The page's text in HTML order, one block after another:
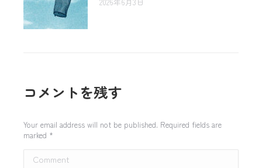
コメントを残す
Your email address will not be published. Required fields are
marked *
Comment